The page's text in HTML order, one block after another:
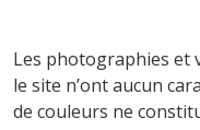
Les photographies et
le site n’ont aucun
de couleurs ne